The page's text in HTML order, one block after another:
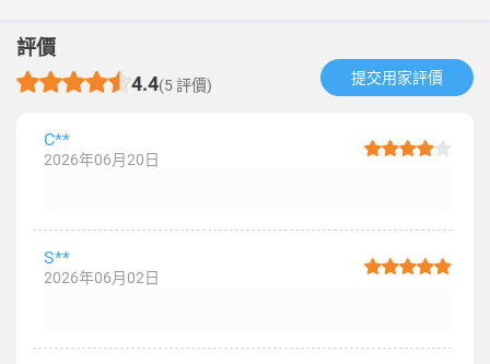
評價
4.4(5 評價) 提交用家評價​
C**
2026年06月20日
S**
2026年06月02日